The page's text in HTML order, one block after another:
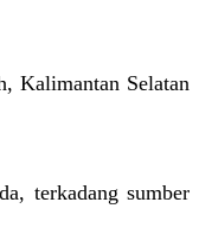
Kalimantan Selatan
terkadang sumber